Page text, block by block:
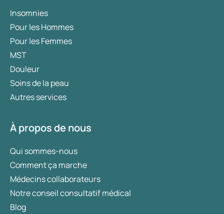
Insomnies
Pour les Hommes
Pour les Femmes
MST
Douleur
Soins de la peau
Autres services
À propos de nous
Qui sommes-nous
Comment ça marche
Médecins collaborateurs
Notre conseil consultatif médical
Blog